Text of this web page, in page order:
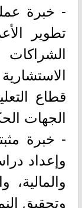
تطوير
الشراكات
قطاع
الجهات
- خبرة
وإعداد
وتحقيق